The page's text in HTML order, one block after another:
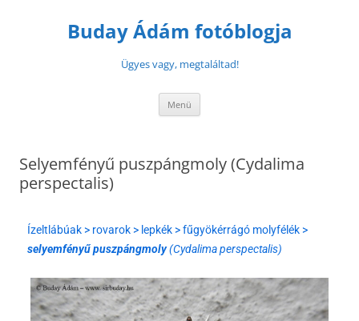
Buday Ádám fotóblogja
Ügyes vagy, megtaláltad!
Menü
Selyemfényű puszpángmoly (Cydalima
perspectalis)
Ízeltlábúak > rovarok > lepkék > fűgyökérrágó molyfélék >
selyemfényű puszpángmoly(Cydalima perspectalis)